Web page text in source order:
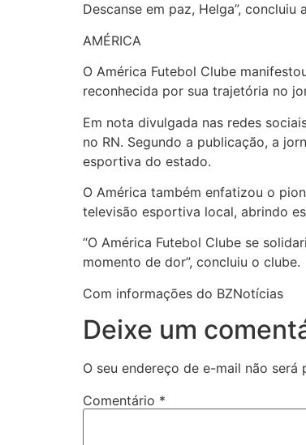
Descanse em paz, Helga”, concluiu
AMÉRICA
O América Futebol Clube
reconhecida por sua trajetória no
Em nota divulgada nas redes
no RN. Segundo a publicação, a
esportiva do estado.
O América também enfatizou o
televisão esportiva local, abrindo
“O América Futebol Clube se
momento de dor”, concluiu o clube.
Com informações do BZNotícias
Deixe um
O seu endereço de e-mail não será
Comentário *